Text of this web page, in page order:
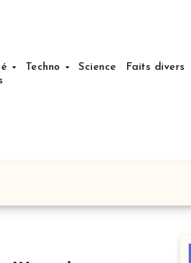
Techno Science
Faits divers